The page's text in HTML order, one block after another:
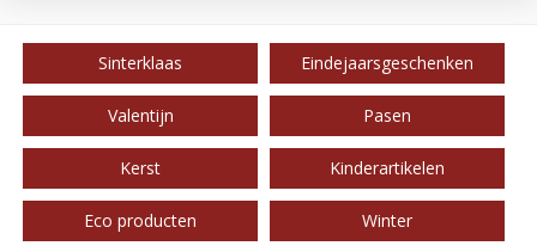
Sinterklaas Eindejaarsgeschenken
Valentijn Pasen
Kerst Kinderartikelen
Eco producten Winter